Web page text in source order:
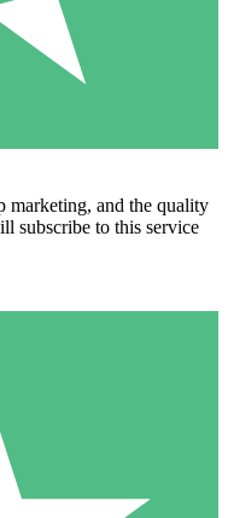
marketing, and the quality
subscribe to this service